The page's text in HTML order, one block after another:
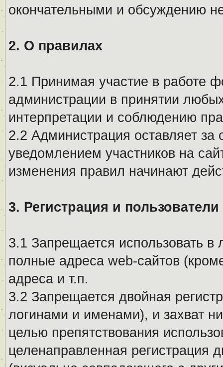
окончательными и обсуждению
2. О правилах
2.1 Принимая участие в работе
администрации в принятии
интерпретации и соблюдению
2.2 Администрация оставляет
уведомлением участников на
изменения правил начинают
3. Регистрация и пользователи
3.1 Запрещается использовать
полные адреса web-сайтов
адреса и т.п.
3.2 Запрещается двойная
логинами и именами), и захват
целью препятствования
целенаправленная регистрация